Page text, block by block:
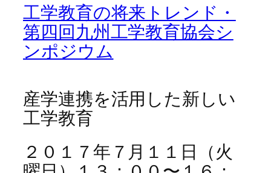
工学教育の将来トレンド・
第四回九州工学教育協会シ
ンポジウム
産学連携を活用した新しい
工学教育
２０１７年７月１１日（火